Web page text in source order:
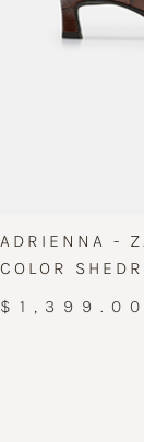
ADRIENNA -
COLOR
$1,399.00